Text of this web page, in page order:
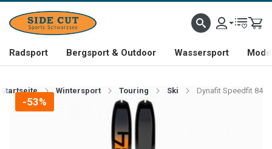
Radsport Bergsport & Outdoor Wassersport
Startseite Wintersport Touring Ski Dynafit Speedfit 84
-53%